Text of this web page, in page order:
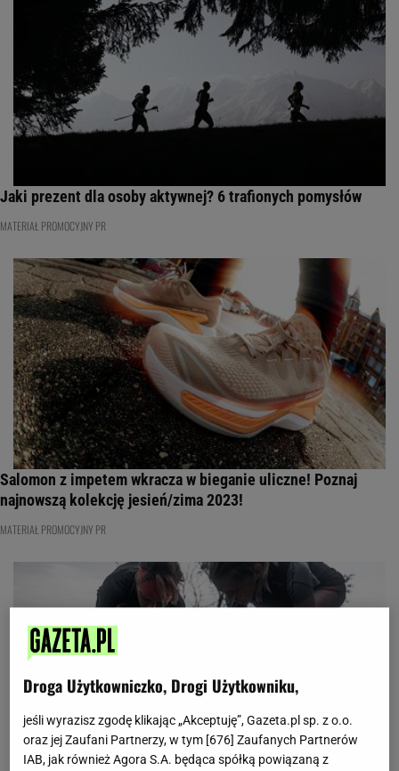
Jaki prezent dla osoby aktywnej? 6 trafionych pomysłów
MATERIAŁ PROMOCYJNY PR
Salomon z impetem wkracza w bieganie uliczne! Poznaj
najnowszą kolekcję jesień/zima 2023!
MATERIAŁ PROMOCYJNY PR
Droga Użytkowniczko, Drogi Użytkowniku,
jeśli wyrazisz zgodę klikając „Akceptuję”, Gazeta.pl sp. z o.o.
oraz jej Zaufani Partnerzy, w tym [ 676 ] Zaufanych Partnerów
IAB, jak również Agora S.A. będąca spółką powiązaną z